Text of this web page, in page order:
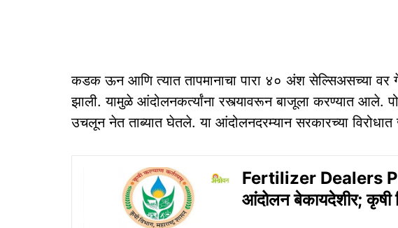
कडक ऊन आणि त्यात तापमानाचा पारा ४० अंश सेल्सिअसच्या वर
झाली. यामुळे आंदोलनकर्त्यांना रस्त्यावरून बाजूला करण्यात आले.
उचलून नेत ताब्यात घेतले. या आंदोलनदरम्यान सरकारच्या विरोधात
Fertilizer Dealers
आंदोलन बेकायदेशीर; कृषी